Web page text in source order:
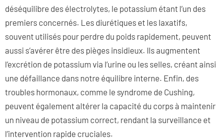
déséquilibre des électrolytes, le potassium étant l’un des
premiers concernés. Les diurétiques et les laxatifs,
souvent utilisés pour perdre du poids rapidement, peuvent
aussi s’avérer être des pièges insidieux. Ils augmentent
l’excrétion de potassium via l’urine ou les selles, créant ainsi
une défaillance dans notre équilibre interne. Enfin, des
troubles hormonaux, comme le syndrome de Cushing,
peuvent également altérer la capacité du corps à maintenir
un niveau de potassium correct, rendant la surveillance et
l’intervention rapide cruciales.